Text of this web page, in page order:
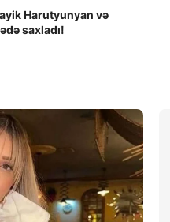
Harutyunyan və
saxladı!